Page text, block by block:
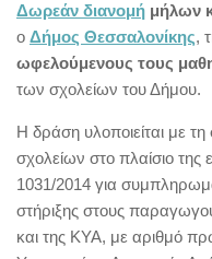
Δωρεάν διανομή μήλων
ο Δήμος Θεσσαλονίκης,
ωφελούμενους τους
των σχολείων του Δήμου.
Η δράση υλοποιείται με
σχολείων στο πλαίσιο
1031/2014 για
στήριξης στους
και της ΚΥΑ, με αριθμό